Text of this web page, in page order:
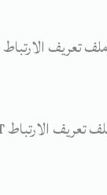
تعريف الارتباط